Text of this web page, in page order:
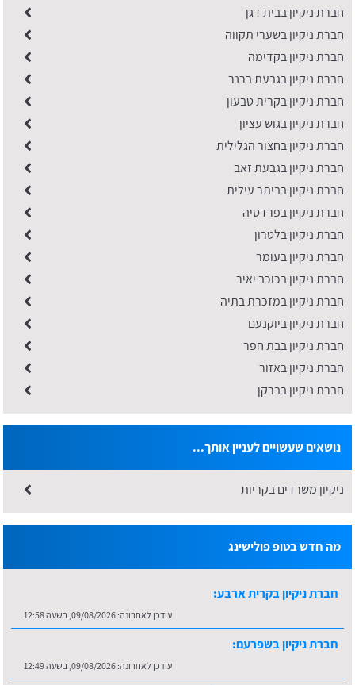
חברת ניקיון בבית דגן
חברת ניקיון בשערי תקווה
חברת ניקיון בקדימה
חברת ניקיון בגבעת ברנר
חברת ניקיון בקרית טבעון
חברת ניקיון בגוש עציון
חברת ניקיון בחצור הגלילית
חברת ניקיון בגבעת זאב
חברת ניקיון בביתר עילית
חברת ניקיון בפרדסיה
חברת ניקיון בלטרון
חברת ניקיון בעומר
חברת ניקיון בכוכב יאיר
חברת ניקיון במזכרת בתיה
חברת ניקיון ביוקנעם
חברת ניקיון בבת חפר
חברת ניקיון באזור
חברת ניקיון בברקן
נושאים שעשויים לעניין אותך...
ניקיון משרדים בקריות
מה חדש בטופ פולישינג
חברת ניקיון בקרית ארבע:
עודכן לאחרונה: 09/08/2026, בשעה 12:58
חברת ניקיון בשפרעם:
עודכן לאחרונה: 09/08/2026, בשעה 12:49